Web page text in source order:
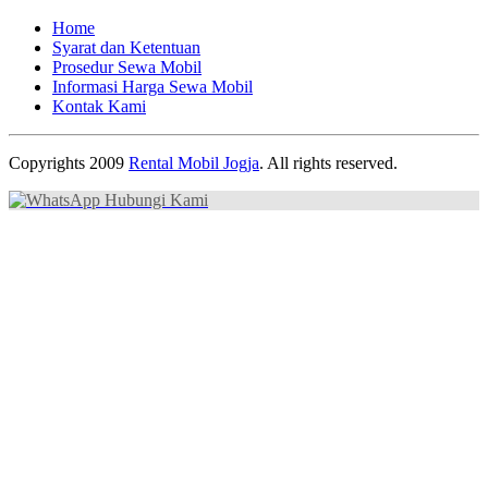
Home
Syarat dan Ketentuan
Prosedur Sewa Mobil
Informasi Harga Sewa Mobil
Kontak Kami
Copyrights 2009 Rental Mobil Jogja. All rights reserved.
Hubungi Kami